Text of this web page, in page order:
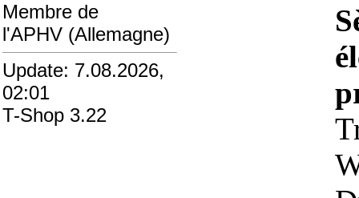
Membre de
l'APHV (Allemagne)
Update: 7.08.2026,
02:01
T-Shop 3.22